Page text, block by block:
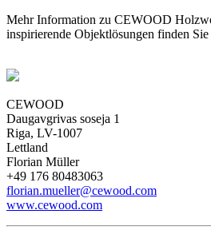
Mehr Information zu CEWOOD
inspirierende Objektlösungen finden
CEWOOD
Daugavgrivas soseja 1
Riga, LV-1007
Lettland
Florian Müller
+49 176 80483063
florian.mueller@cewood.com
www.cewood.com